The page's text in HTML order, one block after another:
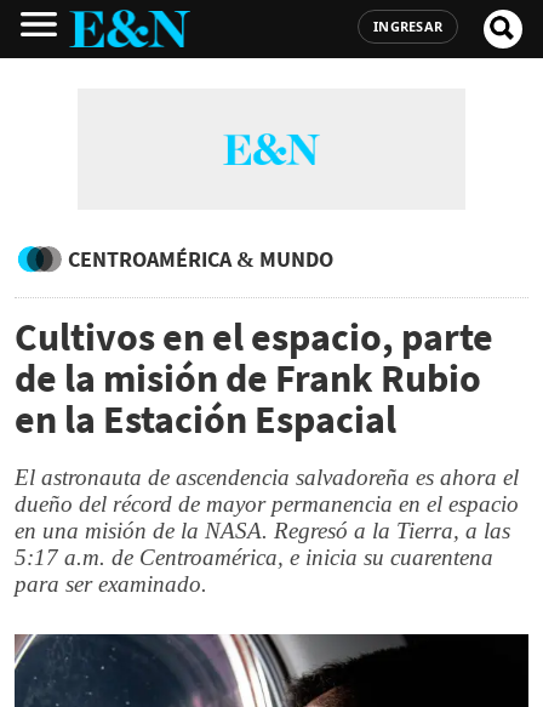
INGRESAR
CENTROAMÉRICA & MUNDO
Cultivos en el espacio, parte
de la misión de Frank Rubio
en la Estación Espacial
El astronauta de ascendencia salvadoreña es ahora el
dueño del récord de mayor permanencia en el espacio
en una misión de la NASA. Regresó a la Tierra, a las
5:17 a.m. de Centroamérica, e inicia su cuarentena
para ser examinado.